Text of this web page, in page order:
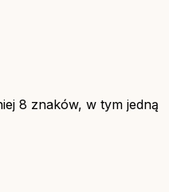
8 znaków, w tym jedną